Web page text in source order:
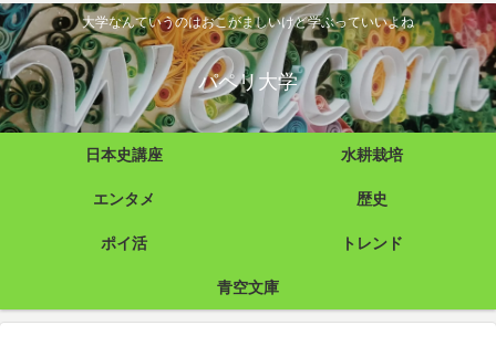
大学なんていうのはおこがましいけど学ぶっていいよね
パペリ大学
日本史講座 水耕栽培
エンタメ 歴史
ポイ活 トレンド
青空文庫